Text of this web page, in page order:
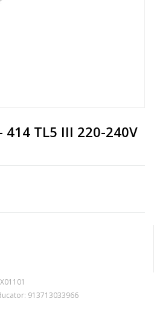
TL5 III 220-240V
913713033966